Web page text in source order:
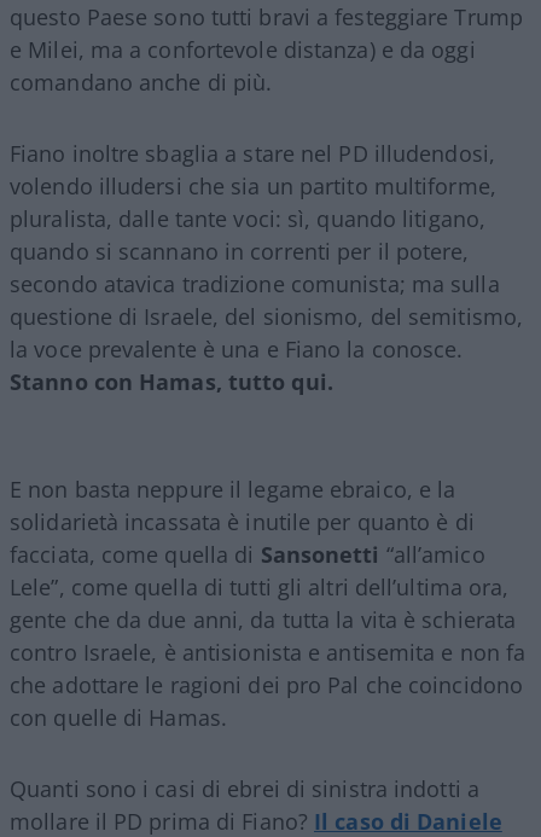
questo Paese sono tutti bravi a festeggiare Trump
e Milei, ma a confortevole distanza) e da oggi
comandano anche di più.
Fiano inoltre sbaglia a stare nel PD illudendosi,
volendo illudersi che sia un partito multiforme,
pluralista, dalle tante voci: sì, quando litigano,
quando si scannano in correnti per il potere,
secondo atavica tradizione comunista; ma sulla
questione di Israele, del sionismo, del semitismo,
la voce prevalente è una e Fiano la conosce.
Stanno con Hamas, tutto qui.
E non basta neppure il legame ebraico, e la
solidarietà incassata è inutile per quanto è di
facciata, come quella di Sansonetti “all’amico
Lele”, come quella di tutti gli altri dell’ultima ora,
gente che da due anni, da tutta la vita è schierata
contro Israele, è antisionista e antisemita e non fa
che adottare le ragioni dei pro Pal che coincidono
con quelle di Hamas.
Quanti sono i casi di ebrei di sinistra indotti a
mollare il PD prima di Fiano? Il caso di Daniele